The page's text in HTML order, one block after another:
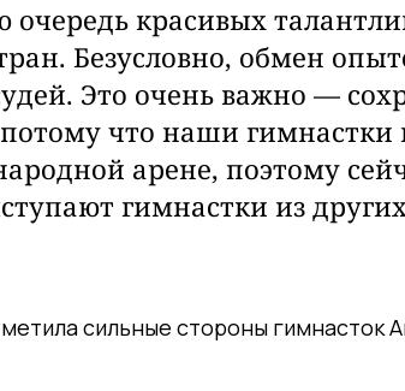
красивых
Безусловно, обмен
Это очень важно —
что наши гимнастки
арене, поэтому
гимнастки из
сильные стороны гимнасток